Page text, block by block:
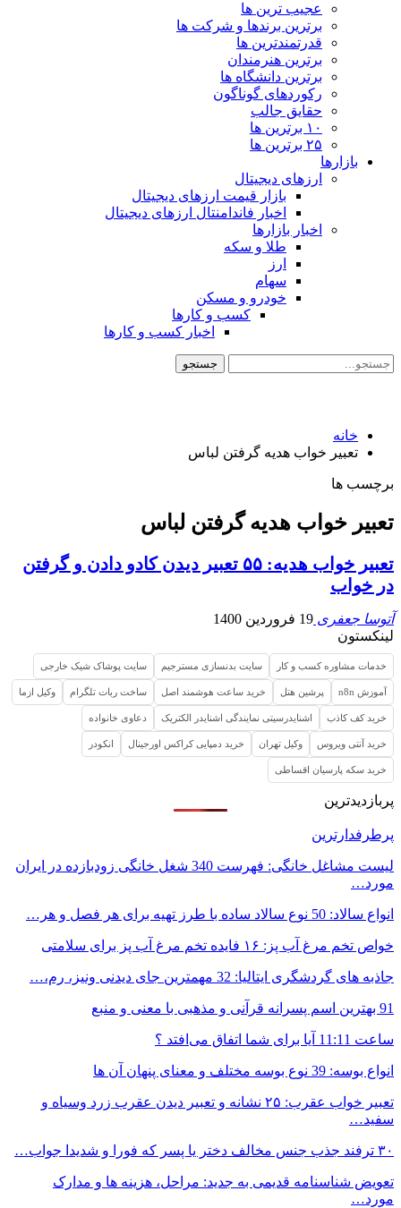
عجیب ترین ها
برترین برندها و شرکت ها
قدرتمندترین ها
برترین هنرمندان
برترین دانشگاه ها
رکوردهای گوناگون
حقایق جالب
۱۰ برترین ها
۲۵ برترین ها
بازارها
ارزهای دیجیتال
بازار قیمت ارزهای دیجیتال
اخبار فاندامنتال ارزهای دیجیتال
اخبار بازارها
طلا و سکه
ارز
سهام
خودرو و مسکن
کسب و کارها
اخبار کسب و کارها
خانه
تعبیر خواب هدیه گرفتن لباس
برچسب ها
تعبیر خواب هدیه گرفتن لباس
تعبیر خواب هدیه: ۵۵ تعبیر دیدن کادو دادن و گرفتن
در خواب
آتوسا جعفری 19 فروردین 1400
لینکستون
خدمات مشاوره کسب و کار سایت بدنسازی مسترجیم سایت پوشاک شیک خارجی
آموزش n8n پرشین هتل خرید ساعت هوشمند اصل ساخت ربات تلگرام وکیل ازما
خرید کف کاذب اشنایدرسیتی نمایندگی اشنایدر الکتریک دعاوی خانواده
خرید آنتی ویروس وکیل تهران خرید دمپایی کراکس اورجینال انکودر
خرید سکه پارسیان اقساطی
پربازدیدترین
پرطرفدارترین
لیست مشاغل خانگی: فهرست 340 شغل خانگی زودبازده در ایران
مورد…
انواع سالاد: 50 نوع سالاد ساده با طرز تهیه برای هر فصل و هر…
خواص تخم مرغ آب پز: ۱۶ فایده تخم مرغ آب پز برای سلامتی
جاذبه های گردشگری ایتالیا: 32 مهمترین جای دیدنی ونیز، رم،…
91 بهترین اسم پسرانه قرآنی و مذهبی با معنی و منبع
ساعت 11:11 آیا برای شما اتفاق می‌افتد ؟
انواع بوسه: 39 نوع بوسه مختلف و معنای پنهان آن ها
تعبیر خواب عقرب: ۲۵ نشانه و تعبیر دیدن عقرب زرد وسیاه و
سفید…
۳۰ ترفند جذب جنس مخالف دختر یا پسر که فورا و شدیدا جواب…
تعویض شناسنامه قدیمی به جدید: مراحل، هزینه ها و مدارک
مورد…